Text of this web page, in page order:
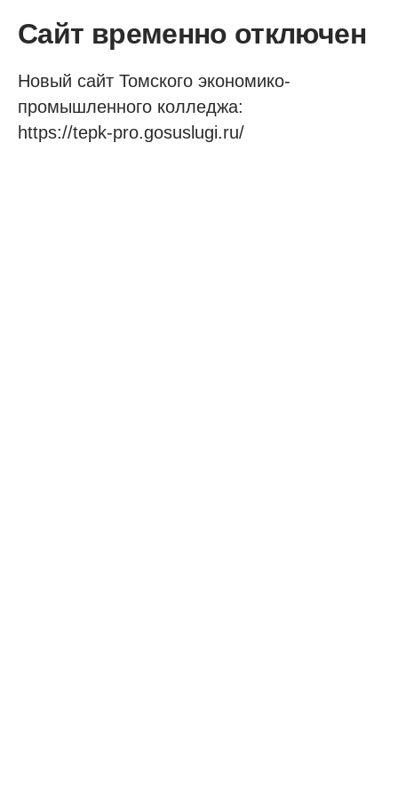
Сайт временно отключен
Новый сайт Томского экономико-
промышленного колледжа:
https://tepk-pro.gosuslugi.ru/